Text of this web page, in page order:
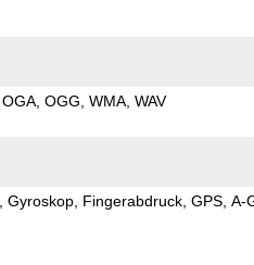
OGA OGG WMA WAV
Gyroskop Fingerabdruck GPS A-